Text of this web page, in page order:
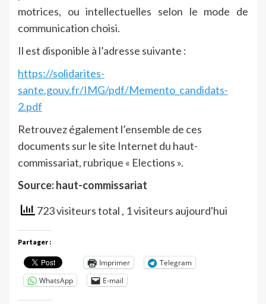
motrices, ou intellectuelles selon le mode de
communication choisi.
Il est disponible à l’adresse suivante :
https://solidarites-
sante.gouv.fr/IMG/pdf/Memento_candidats-
2.pdf
Retrouvez également l’ensemble de ces
documents sur le site Internet du haut-
commissariat, rubrique « Elections ».
Source: haut-commissariat
723 visiteurs total , 1 visiteurs aujourd'hui
Partager :
Imprimer
Telegram
WhatsApp
E-mail